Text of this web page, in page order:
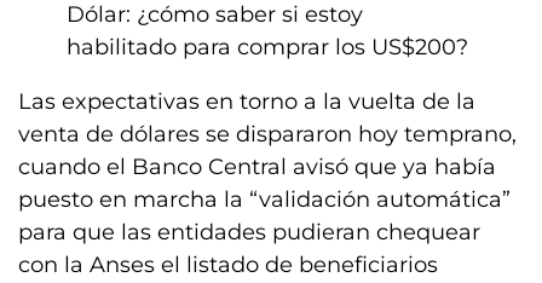
Dólar: ¿cómo saber si estoy
habilitado para comprar los US$200?
Las expectativas en torno a la vuelta de la
venta de dólares se dispararon hoy temprano,
cuando el Banco Central avisó que ya había
puesto en marcha la “validación automática”
para que las entidades pudieran chequear
con la Anses el listado de beneficiarios